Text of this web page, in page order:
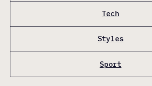
Tech
Styles
Sport